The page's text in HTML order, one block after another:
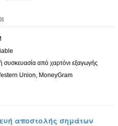
συσκευασία από χαρτόνι εξαγωγής
Union, MoneyGram
αποστολής σημάτων